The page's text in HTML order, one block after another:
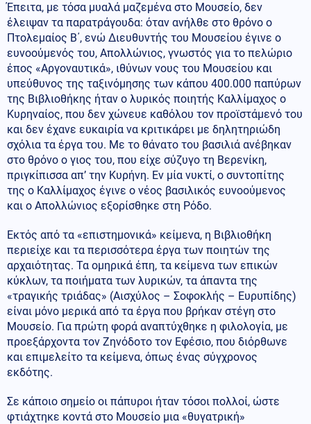
Έπειτα, με τόσα μυαλά μαζεμένα στο Μουσείο, δεν
έλειψαν τα παρατράγουδα: όταν ανήλθε στο θρόνο ο
Πτολεμαίος Β΄, ενώ Διευθυντής του Μουσείου έγινε ο
ευνοούμενός του, Απολλώνιος, γνωστός για το πελώριο
έπος «Αργοναυτικά», ιθύνων νους του Μουσείου και
υπεύθυνος της ταξινόμησης των κάπου 400.000 παπύρων
της Βιβλιοθήκης ήταν ο λυρικός ποιητής Καλλίμαχος ο
Κυρηναίος, που δεν χώνευε καθόλου τον προϊστάμενό του
και δεν έχανε ευκαιρία να κριτικάρει με δηλητηριώδη
σχόλια τα έργα του. Με το θάνατο του βασιλιά ανέβηκαν
στο θρόνο ο γιος του, που είχε σύζυγο τη Βερενίκη,
πριγκίπισσα απ’ την Κυρήνη. Εν μία νυκτί, ο συντοπίτης
της ο Καλλίμαχος έγινε ο νέος βασιλικός ευνοούμενος
και ο Απολλώνιος εξορίσθηκε στη Ρόδο.
Εκτός από τα «επιστημονικά» κείμενα, η Βιβλιοθήκη
περιείχε και τα περισσότερα έργα των ποιητών της
αρχαιότητας. Τα ομηρικά έπη, τα κείμενα των επικών
κύκλων, τα ποιήματα των λυρικών, τα άπαντα της
«τραγικής τριάδας» (Αισχύλος – Σοφοκλής – Ευρυπίδης)
είναι μόνο μερικά από τα έργα που βρήκαν στέγη στο
Μουσείο. Για πρώτη φορά αναπτύχθηκε η φιλολογία, με
προεξάρχοντα τον Ζηνόδοτο τον Εφέσιο, που διόρθωνε
και επιμελείτο τα κείμενα, όπως ένας σύγχρονος
εκδότης.
Σε κάποιο σημείο οι πάπυροι ήταν τόσοι πολλοί, ώστε
φτιάχτηκε κοντά στο Μουσείο μια «θυγατρική»